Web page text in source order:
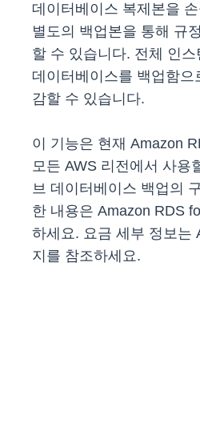
데이터베이스 복제본을
별도의 백업본을 통해 규
할 수 있습니다. 전체 인
데이터베이스를 백업함으
감할 수 있습니다.
이 기능은 현재 Amazon
모든 AWS 리전에서 사용
브 데이터베이스 백업의
한 내용은 Amazon RDS
하세요. 요금 세부 정보는
지를 참조하세요.